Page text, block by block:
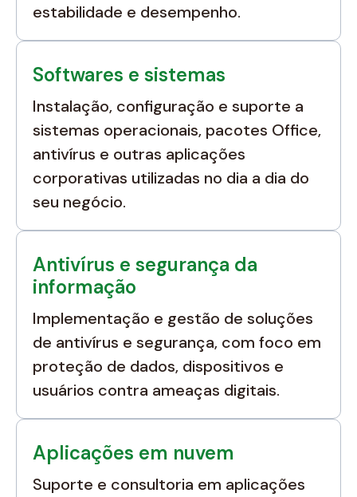
estabilidade e desempenho.
Softwares e sistemas
Instalação, configuração e suporte a
sistemas operacionais, pacotes Office,
antivírus e outras aplicações
corporativas utilizadas no dia a dia do
seu negócio.
Antivírus e segurança da
informação
Implementação e gestão de soluções
de antivírus e segurança, com foco em
proteção de dados, dispositivos e
usuários contra ameaças digitais.
Aplicações em nuvem
Suporte e consultoria em aplicações